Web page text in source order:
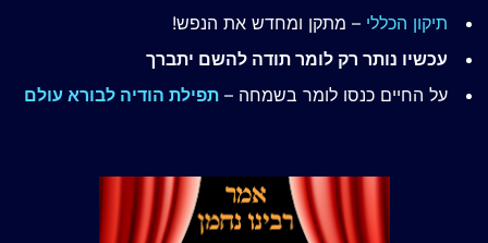
תיקון הכללי – מתקן ומחדש את הנפש!
עכשיו נותר רק לומר תודה להשם יתברך
על החיים כנסו לומר בשמחה – תפילת הודיה לבורא עולם